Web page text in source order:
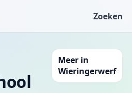
Zoeken
Meer in
Wieringerwerf